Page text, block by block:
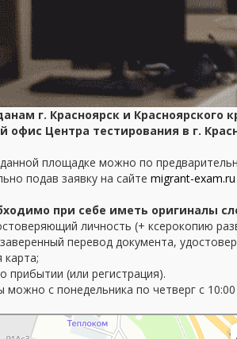
г. Красноярск и Красноярского
офис Центра тестирования в г.
площадке можно по
подав заявку на сайте migrant-exam.ru
при себе иметь оригиналы
личность (+ ксерокопию
перевод документа,
карта;
прибытии (или регистрация).
с понедельника по четверг с
Яндекс Карты